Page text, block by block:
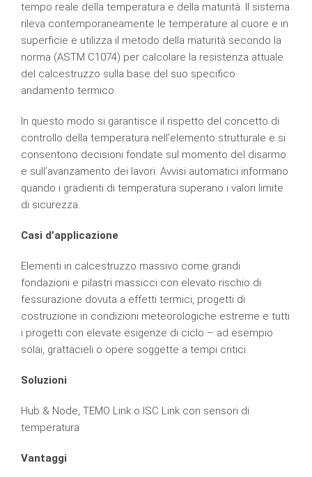
tempo reale della temperatura e della maturità. Il sistema
rileva contemporaneamente le temperature al cuore e in
superficie e utilizza il metodo della maturità secondo la
norma (ASTM C1074) per calcolare la resistenza attuale
del calcestruzzo sulla base del suo specifico
andamento termico.
In questo modo si garantisce il rispetto del concetto di
controllo della temperatura nell’elemento strutturale e si
consentono decisioni fondate sul momento del disarmo
e sull’avanzamento dei lavori. Avvisi automatici informano
quando i gradienti di temperatura superano i valori limite
di sicurezza.
Casi d’applicazione
Elementi in calcestruzzo massivo come grandi
fondazioni e pilastri massicci con elevato rischio di
fessurazione dovuta a effetti termici, progetti di
costruzione in condizioni meteorologiche estreme e tutti
i progetti con elevate esigenze di ciclo – ad esempio
solai, grattacieli o opere soggette a tempi critici.
Soluzioni
Hub & Node, TEMO Link o ISC Link con sensori di
temperatura
Vantaggi